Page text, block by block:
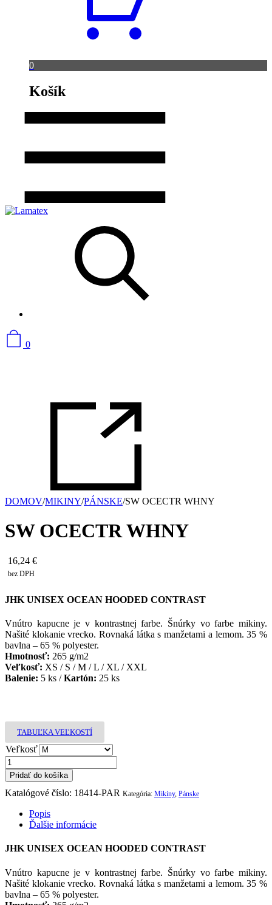
0
Košík
0
DOMOV/MIKINY/PÁNSKE/SW OCECTR WHNY
SW OCECTR WHNY
16,24 €
bez DPH
JHK UNISEX OCEAN HOODED CONTRAST
Vnútro kapucne je v kontrastnej farbe. Šnúrky vo farbe mikiny.
Našité klokanie vrecko. Rovnaká látka s manžetami a lemom. 35 %
bavlna – 65 % polyester.
Hmotnosť: 265 g/m2
Veľkosť: XS / S / M / L / XL / XXL
Balenie: 5 ks /Kartón: 25 ks
TABUĽKA VEĽKOSTÍ
Veľkosť
množstvo
SW
OCECTR
WHNY
Pridať do košíka
Katalógové číslo: 18414-PAR Kategória: Mikiny, Pánske
Popis
Ďalšie informácie
JHK UNISEX OCEAN HOODED CONTRAST
Vnútro kapucne je v kontrastnej farbe. Šnúrky vo farbe mikiny.
Našité klokanie vrecko. Rovnaká látka s manžetami a lemom. 35 %
bavlna – 65 % polyester.